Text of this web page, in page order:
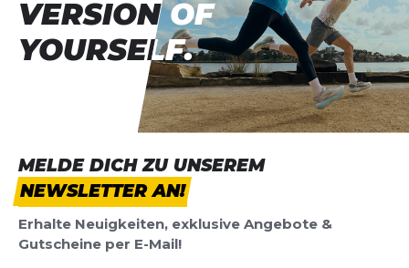
MELDE DICH ZU UNSEREM
NEWSLETTER AN!
Erhalte Neuigkeiten, exklusive Angebote &
Gutscheine per E-Mail!
VERSION OF
YOURSELF.
VERSION OF
YOURSELF.